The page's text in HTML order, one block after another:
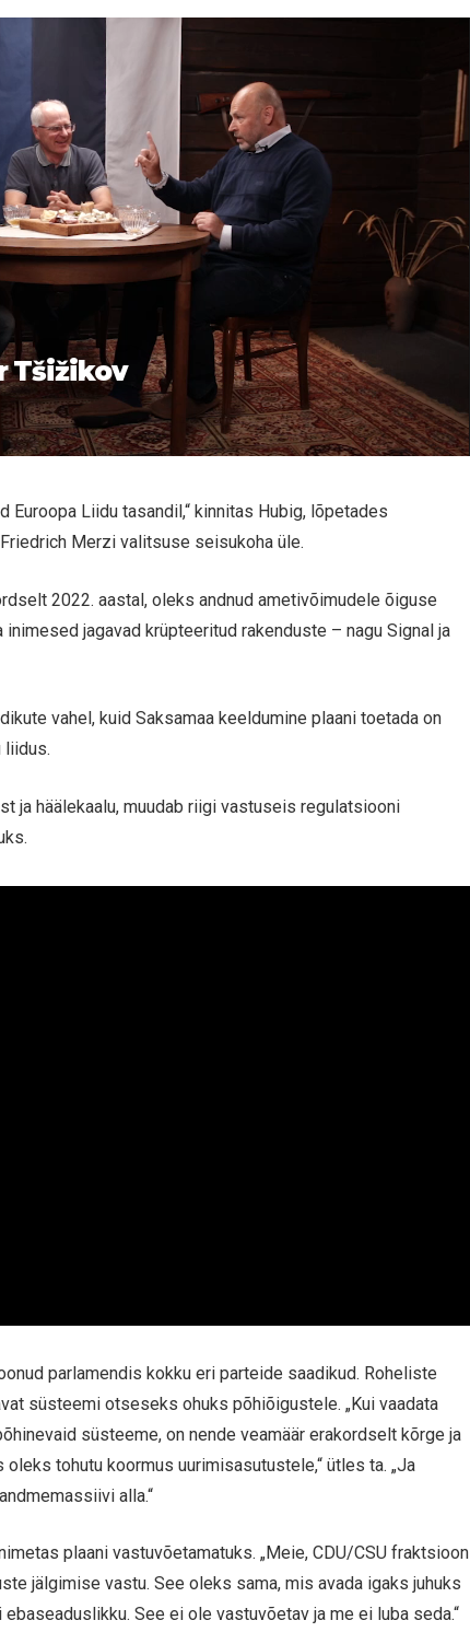
Tšižikov
Liidu tasandil,“ kinnitas Hubig, lõpetades
Merzi valitsuse seisukoha üle.
2022. aastal, oleks andnud ametivõimudele õiguse
jagavad krüpteeritud rakenduste – nagu Signal ja
vahel, kuid Saksamaa keeldumine plaani toetada on
liidus.
ja häälekaalu, muudab riigi vastuseis regulatsiooni
parlamendis kokku eri parteide saadikud. Roheliste
süsteemi otseseks ohuks põhiõigustele. „Kui vaadata
süsteeme, on nende veamäär erakordselt kõrge ja
tohutu koormus uurimisasutustele,“ ütles ta. „Ja
alla.“
plaani vastuvõetamatuks. „Meie, CDU/CSU fraktsioon
jälgimise vastu. See oleks sama, mis avada igaks juhuks
See ei ole vastuvõetav ja me ei luba seda.“